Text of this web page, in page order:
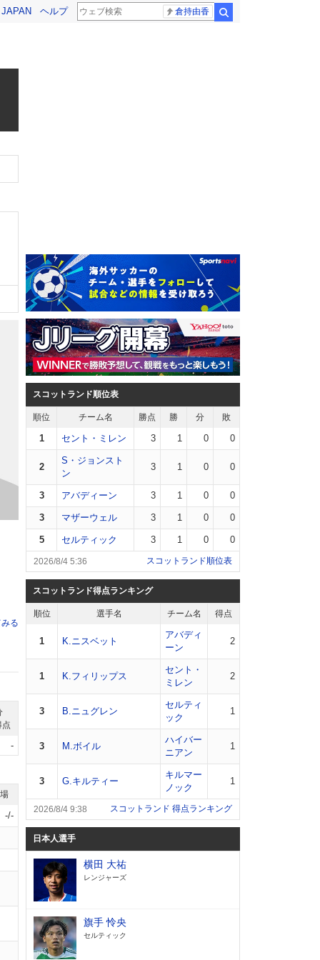
ヘルプ 倉持由香
る
点
-
-/-
スコットランド順位表
順位 チーム名 勝点 勝 分 敗
1 セント・ミレン 3 1 0 0
2
S・ジョンスト
ン
3 1 0 0
3 アバディーン 3 1 0 0
3 マザーウェル 3 1 0 0
5 セルティック 3 1 0 0
2026/8/4 5:36 スコットランド順位表
スコットランド得点ランキング
順位 選手名 チーム名 得点
1 K.ニスベット
アバディ
ーン
2
1 K.フィリップス
セント・
ミレン
2
3 B.ニュグレン
セルティ
ック
1
3 M.ボイル
ハイバー
ニアン
1
3 G.キルティー
キルマー
ノック
1
2026/8/4 9:38 スコットランド 得点ランキング
日本人選手
横田 大祐
レンジャーズ
旗手 怜央
セルティック